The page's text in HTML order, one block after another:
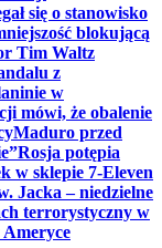
się o stanowisko
blokującą
Tim Waltz
z
w
mówi, że obalenie
Maduro przed
Rosja potępia
w sklepie 7-Eleven
Jacka – niedzielne
terrorystyczny w